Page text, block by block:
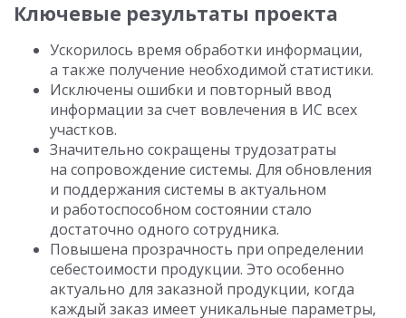
Ключевые результаты проекта
Ускорилось время обработки информации,
а также получение необходимой статистики.
Исключены ошибки и повторный ввод
информации за счет вовлечения в ИС всех
участков.
Значительно сокращены трудозатраты
на сопровождение системы. Для обновления
и поддержания системы в актуальном
и работоспособном состоянии стало
достаточно одного сотрудника.
Повышена прозрачность при определении
себестоимости продукции. Это особенно
актуально для заказной продукции, когда
каждый заказ имеет уникальные параметры,